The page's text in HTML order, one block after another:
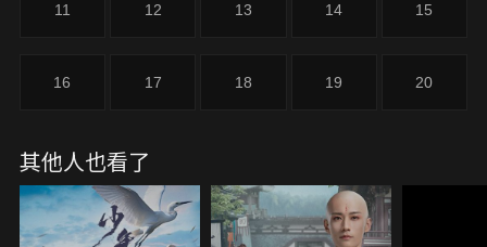
11 12 13 14 15
16 17 18 19 20
其他人也看了